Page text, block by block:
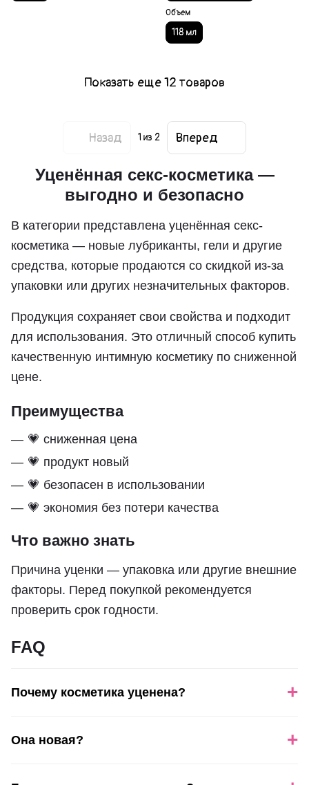
Объем
118 мл
Показать еще 12 товаров
Назад 1 из 2 Вперед
Уценённая секс-косметика —
выгодно и безопасно
В категории представлена уценённая секс-
косметика — новые лубриканты, гели и другие
средства, которые продаются со скидкой из-за
упаковки или других незначительных факторов.
Продукция сохраняет свои свойства и подходит
для использования. Это отличный способ купить
качественную интимную косметику по сниженной
цене.
Преимущества
💗 сниженная цена
💗 продукт новый
💗 безопасен в использовании
💗 экономия без потери качества
Что важно знать
Причина уценки — упаковка или другие внешние
факторы. Перед покупкой рекомендуется
проверить срок годности.
FAQ
Почему косметика уценена? +
Она новая? +